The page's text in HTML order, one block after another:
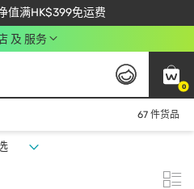
值满HK$399免运费
钱会员尽享独家优惠
输入 NEWAPP 即减$50
及 服务
0
67 件货品